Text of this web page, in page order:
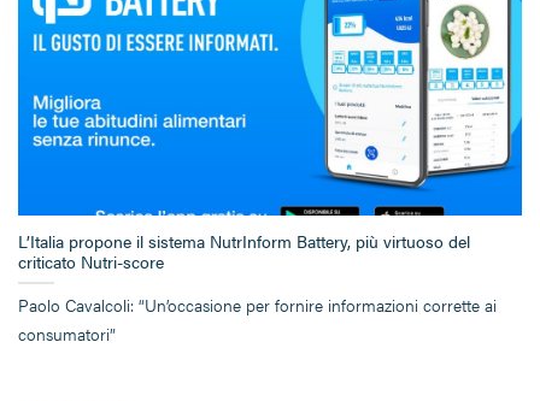
L’Italia propone il sistema NutrInform Battery, più virtuoso del
criticato Nutri-score
Paolo Cavalcoli: “Un’occasione per fornire informazioni corrette ai
consumatori”